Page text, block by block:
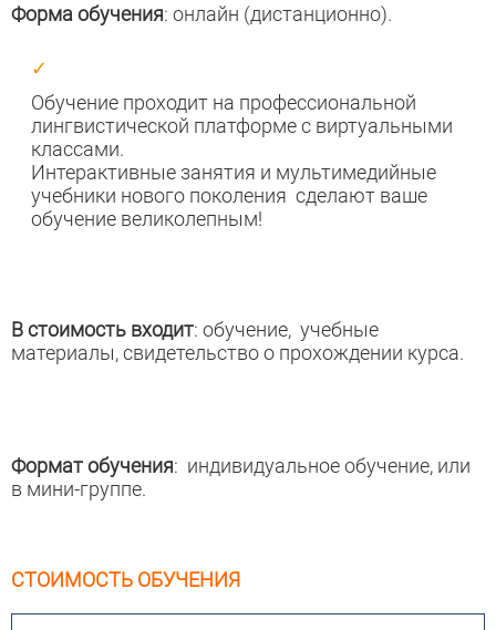
Форма обучения: онлайн (дистанционно).
Обучение проходит на профессиональной
лингвистической платформе с виртуальными
классами.
Интерактивные занятия и мультимедийные
учебники нового поколения сделают ваше
обучение великолепным!
В стоимость входит: обучение, учебные
материалы, свидетельство о прохождении курса.
Формат обучения: индивидуальное обучение, или
в мини-группе.
СТОИМОСТЬ ОБУЧЕНИЯ